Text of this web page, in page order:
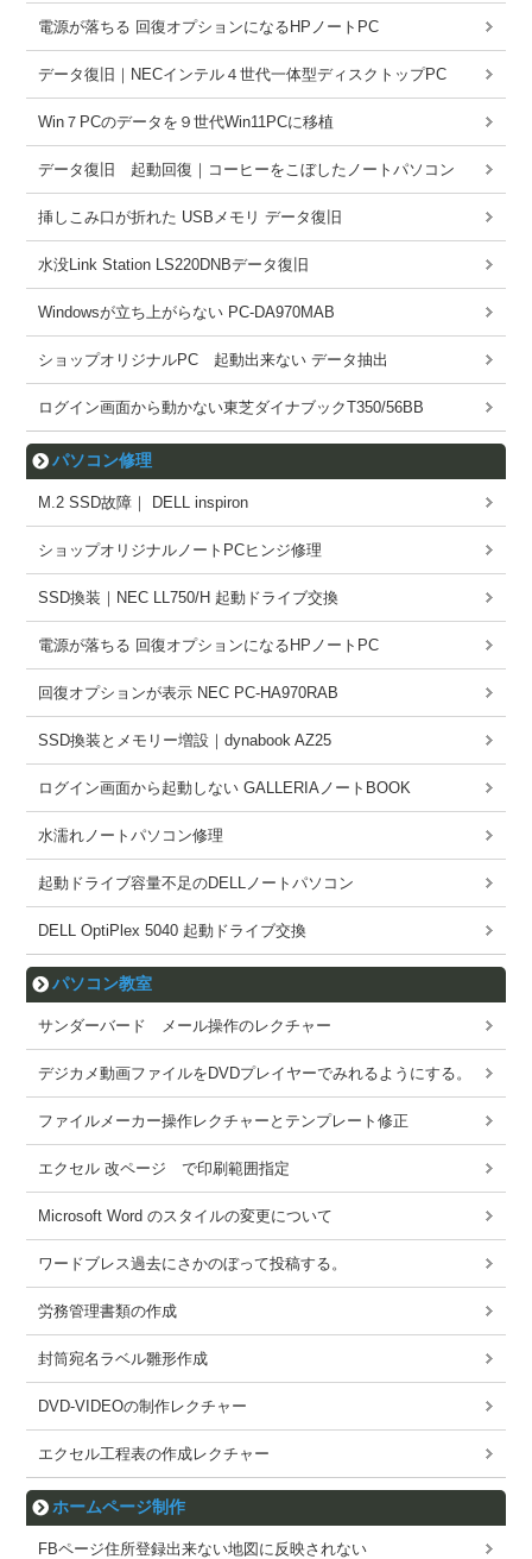
電源が落ちる 回復オプションになるHPノートPC
データ復旧｜NECインテル４世代一体型ディスクトップPC
Win７PCのデータを９世代Win11PCに移植
データ復旧 起動回復｜コーヒーをこぼしたノートパソコン
挿しこみ口が折れた USBメモリ データ復旧
水没Link Station LS220DNBデータ復旧
Windowsが立ち上がらない PC-DA970MAB
ショップオリジナルPC 起動出来ない データ抽出
ログイン画面から動かない東芝ダイナブックT350/56BB
パソコン修理
M.2 SSD故障｜ DELL inspiron
ショップオリジナルノートPCヒンジ修理
SSD換装｜NEC LL750/H 起動ドライブ交換
電源が落ちる 回復オプションになるHPノートPC
回復オプションが表示 NEC PC-HA970RAB
SSD換装とメモリー増設｜dynabook AZ25
ログイン画面から起動しない GALLERIAノートBOOK
水濡れノートパソコン修理
起動ドライブ容量不足のDELLノートパソコン
DELL OptiPlex 5040 起動ドライブ交換
パソコン教室
サンダーバード メール操作のレクチャー
デジカメ動画ファイルをDVDプレイヤーでみれるようにする。
ファイルメーカー操作レクチャーとテンプレート修正
エクセル 改ページ で印刷範囲指定
Microsoft Word のスタイルの変更について
ワードブレス過去にさかのぼって投稿する。
労務管理書類の作成
封筒宛名ラベル雛形作成
DVD-VIDEOの制作レクチャー
エクセル工程表の作成レクチャー
ホームページ制作
FBページ住所登録出来ない地図に反映されない